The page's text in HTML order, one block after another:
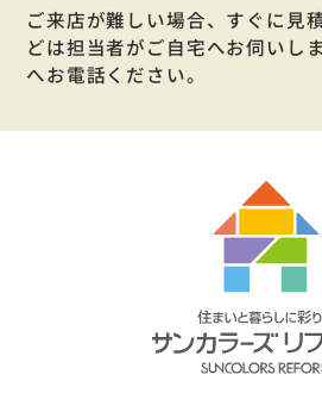
ご来店が難しい場合、すぐに見
どは担当者がご自宅へお伺いし
へお電話ください。